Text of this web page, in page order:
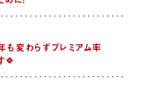
も変わらずプレミアム率
🍀